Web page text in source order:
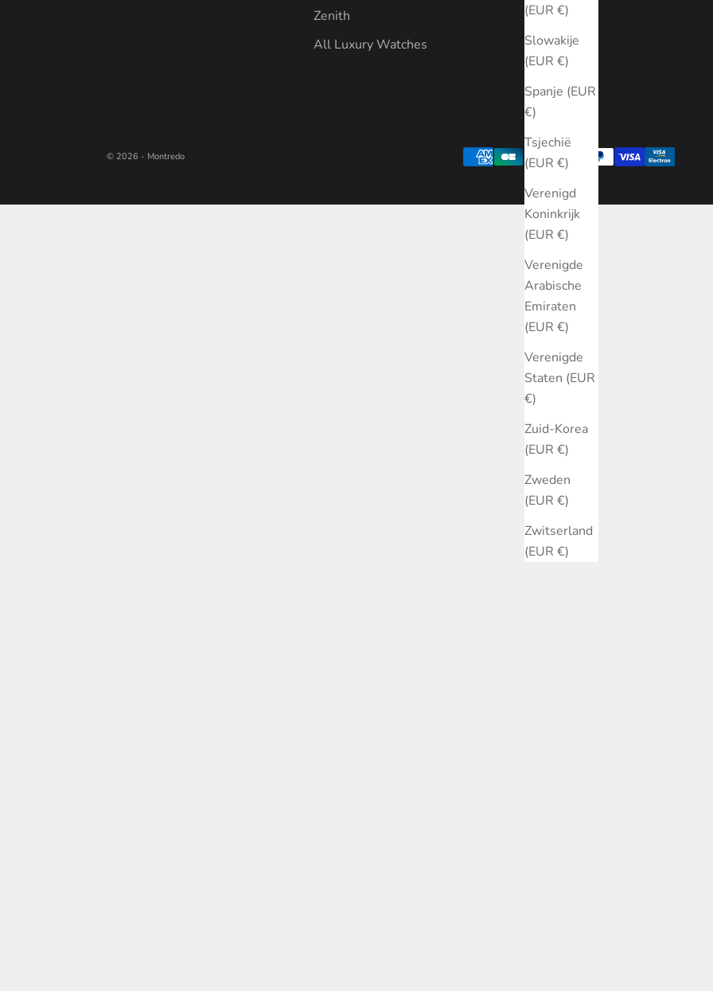
(EUR €)
Slowakije
(EUR €)
Spanje (EUR
€)
Tsjechië
(EUR €)
Verenigd
Koninkrijk
(EUR €)
Verenigde
Arabische
Emiraten
(EUR €)
Verenigde
Staten (EUR
€)
Zuid-Korea
(EUR €)
Zweden
(EUR €)
Zwitserland
(EUR €)
Zenith
All Luxury Watches
© 2026 - Montredo